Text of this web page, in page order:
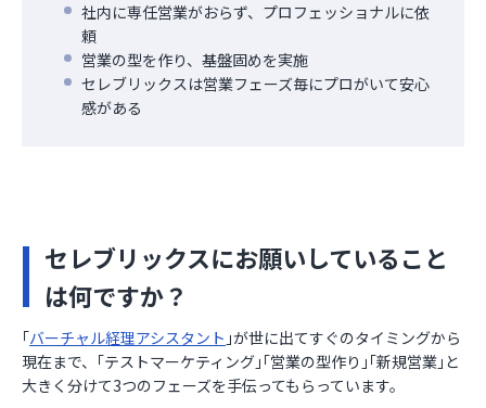
社内に専任営業がおらず、プロフェッショナルに依
頼
営業の型を作り、基盤固めを実施
セレブリックスは営業フェーズ毎にプロがいて安心
感がある
セレブリックスにお願いしていること
は何ですか？
｢バーチャル経理アシスタント ｣が世に出てすぐのタイミングから
現在まで、｢テストマーケティング｣｢営業の型作り｣｢新規営業｣と
大きく分けて3つのフェーズを手伝ってもらっています。